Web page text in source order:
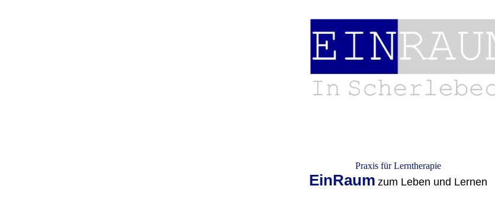
Praxis für Lerntherapie
EinRaum zum Leben und Lernen